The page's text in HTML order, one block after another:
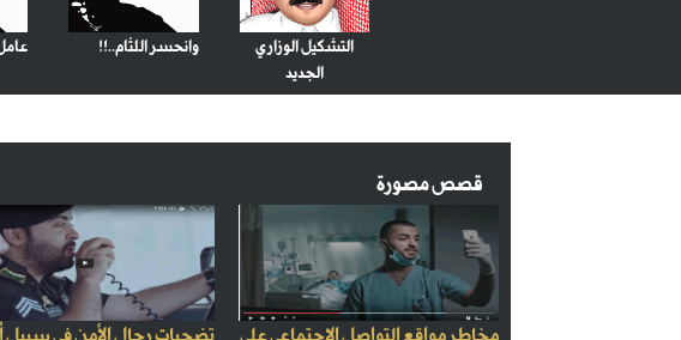
التشكيل الوزاري
الجديد
وانحسر اللثام..!!
قصص مصورة